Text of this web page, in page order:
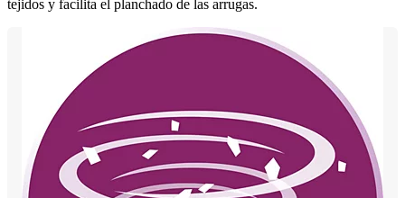
tejidos y facilita el planchado de las arrugas.